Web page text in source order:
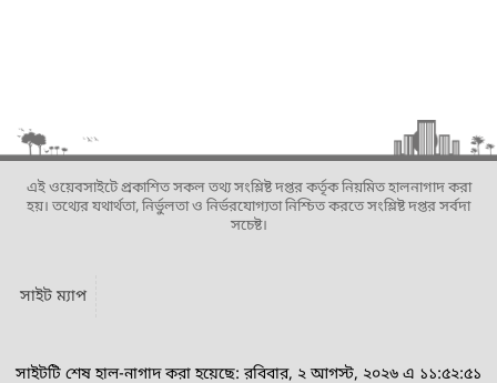
এই ওয়েবসাইটে প্রকাশিত সকল তথ্য সংশ্লিষ্ট দপ্তর কর্তৃক নিয়মিত হালনাগাদ করা
হয়। তথ্যের যথার্থতা, নির্ভুলতা ও নির্ভরযোগ্যতা নিশ্চিত করতে সংশ্লিষ্ট দপ্তর সর্বদা
সচেষ্ট।
সাইট ম্যাপ
সাইটটি শেষ হাল-নাগাদ করা হয়েছে: রবিবার, ২ আগস্ট, ২০২৬ এ ১১:৫২:৫১